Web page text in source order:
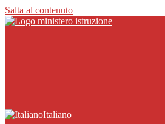
Salta al contenuto
Italiano